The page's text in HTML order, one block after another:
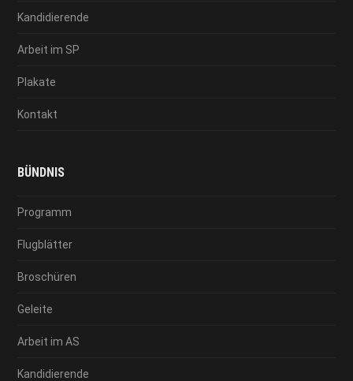
Kandidierende
Arbeit im SP
Plakate
Kontakt
BÜNDNIS
Programm
Flugblätter
Broschüren
Geleite
Arbeit im AS
Kandidierende